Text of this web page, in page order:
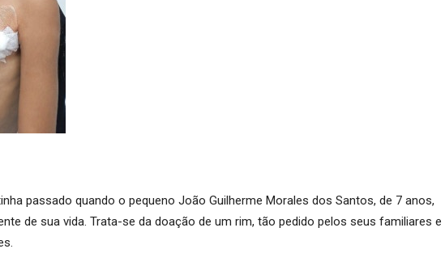
passado quando o pequeno João Guilherme Morales dos Santos, de 7 anos,
de sua vida. Trata-se da doação de um rim, tão pedido pelos seus familiares e